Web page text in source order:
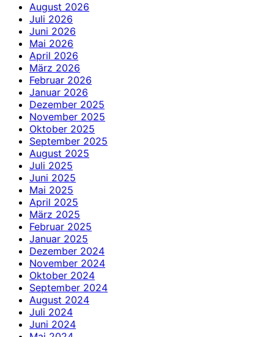
August 2026
Juli 2026
Juni 2026
Mai 2026
April 2026
März 2026
Februar 2026
Januar 2026
Dezember 2025
November 2025
Oktober 2025
September 2025
August 2025
Juli 2025
Juni 2025
Mai 2025
April 2025
März 2025
Februar 2025
Januar 2025
Dezember 2024
November 2024
Oktober 2024
September 2024
August 2024
Juli 2024
Juni 2024